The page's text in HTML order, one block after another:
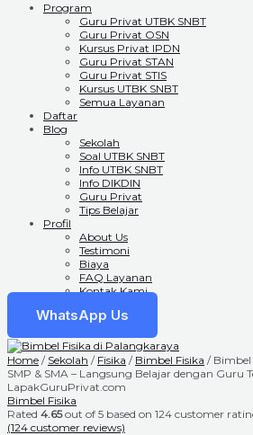
Program
Guru Privat UTBK SNBT
Guru Privat OSN
Kursus Privat IPDN
Guru Privat STAN
Guru Privat STIS
Kursus UTBK SNBT
Semua Layanan
Daftar
Blog
Sekolah
Soal UTBK SNBT
Info UTBK SNBT
Info DIKDIN
Guru Privat
Tips Belajar
Profil
About Us
Testimoni
Biaya
FAQ Layanan
Kontak Kami
WhatsApp Us
Home / Sekolah / Fisika / Bimbel Fisika / Bimbel
SMP & SMA – Langsung Belajar dengan Guru
LapakGuruPrivat.com
Bimbel Fisika
Rated 4.65out of 5 based on 124 customer
(124 customer reviews)